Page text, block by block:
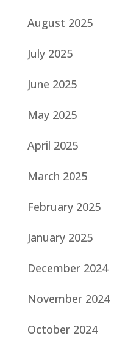
August 2025
July 2025
June 2025
May 2025
April 2025
March 2025
February 2025
January 2025
December 2024
November 2024
October 2024